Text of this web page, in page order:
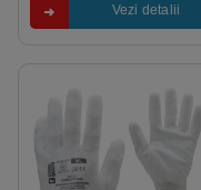
Vezi detalii